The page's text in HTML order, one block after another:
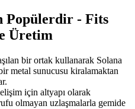
Popülerdir - Fits
Üretim
bir ortak kullanarak Solana
metal sunucusu kiralamaktan
için altyapı olarak
olmayan uzlaşmalarla gemide